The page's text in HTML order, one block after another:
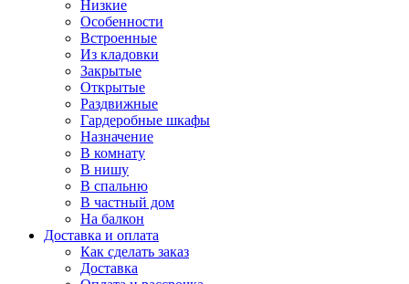
Низкие
Особенности
Встроенные
Из кладовки
Закрытые
Открытые
Раздвижные
Гардеробные шкафы
Назначение
В комнату
В нишу
В спальню
В частный дом
На балкон
Доставка и оплата
Как сделать заказ
Доставка